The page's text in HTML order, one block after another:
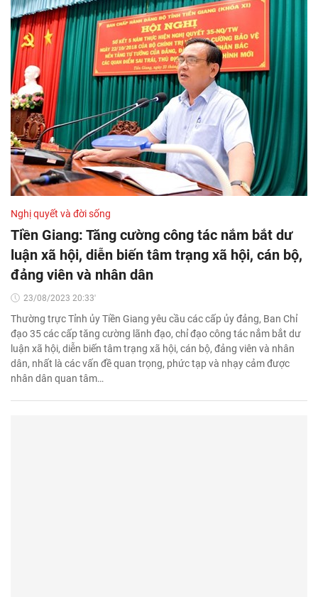
Nghị quyết và đời sống
Tiền Giang: Tăng cường công tác nắm bắt dư
luận xã hội, diễn biến tâm trạng xã hội, cán bộ,
đảng viên và nhân dân
23/08/2023 20:33'
Thường trực Tỉnh ủy Tiền Giang yêu cầu các cấp ủy đảng, Ban Chỉ
đạo 35 các cấp tăng cường lãnh đạo, chỉ đạo công tác nắm bắt dư
luận xã hội, diễn biến tâm trạng xã hội, cán bộ, đảng viên và nhân
dân, nhất là các vấn đề quan trọng, phức tạp và nhạy cảm được
nhân dân quan tâm…